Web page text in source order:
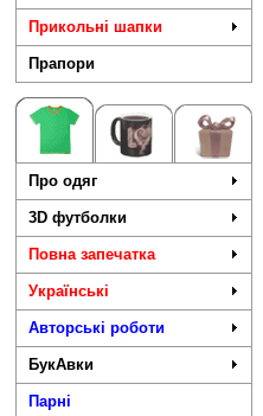
Прикольні шапки
Прапори
Про одяг
3D футболки
Повна запечатка
Українські
Авторські роботи
БукАвки
Парні